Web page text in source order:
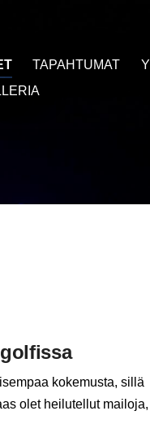
TAPAHTUMAT
kokemusta, sillä
olet heilutellut